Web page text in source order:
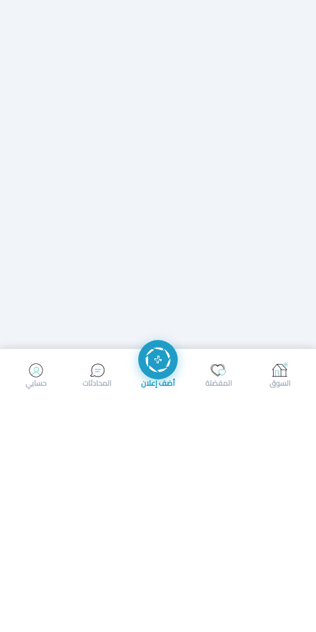
إرسال رسالة إجراء مكالمة
حسابي المحادثات أضف إعلان المفضلة السوق